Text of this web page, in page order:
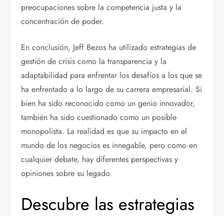
preocupaciones sobre la competencia justa y la
concentración de poder.
En conclusión, Jeff Bezos ha utilizado estrategias de
gestión de crisis como la transparencia y la
adaptabilidad para enfrentar los desafíos a los que se
ha enfrentado a lo largo de su carrera empresarial. Si
bien ha sido reconocido como un genio innovador,
también ha sido cuestionado como un posible
monopolista. La realidad es que su impacto en el
mundo de los negocios es innegable, pero como en
cualquier debate, hay diferentes perspectivas y
opiniones sobre su legado.
Descubre las estrategias